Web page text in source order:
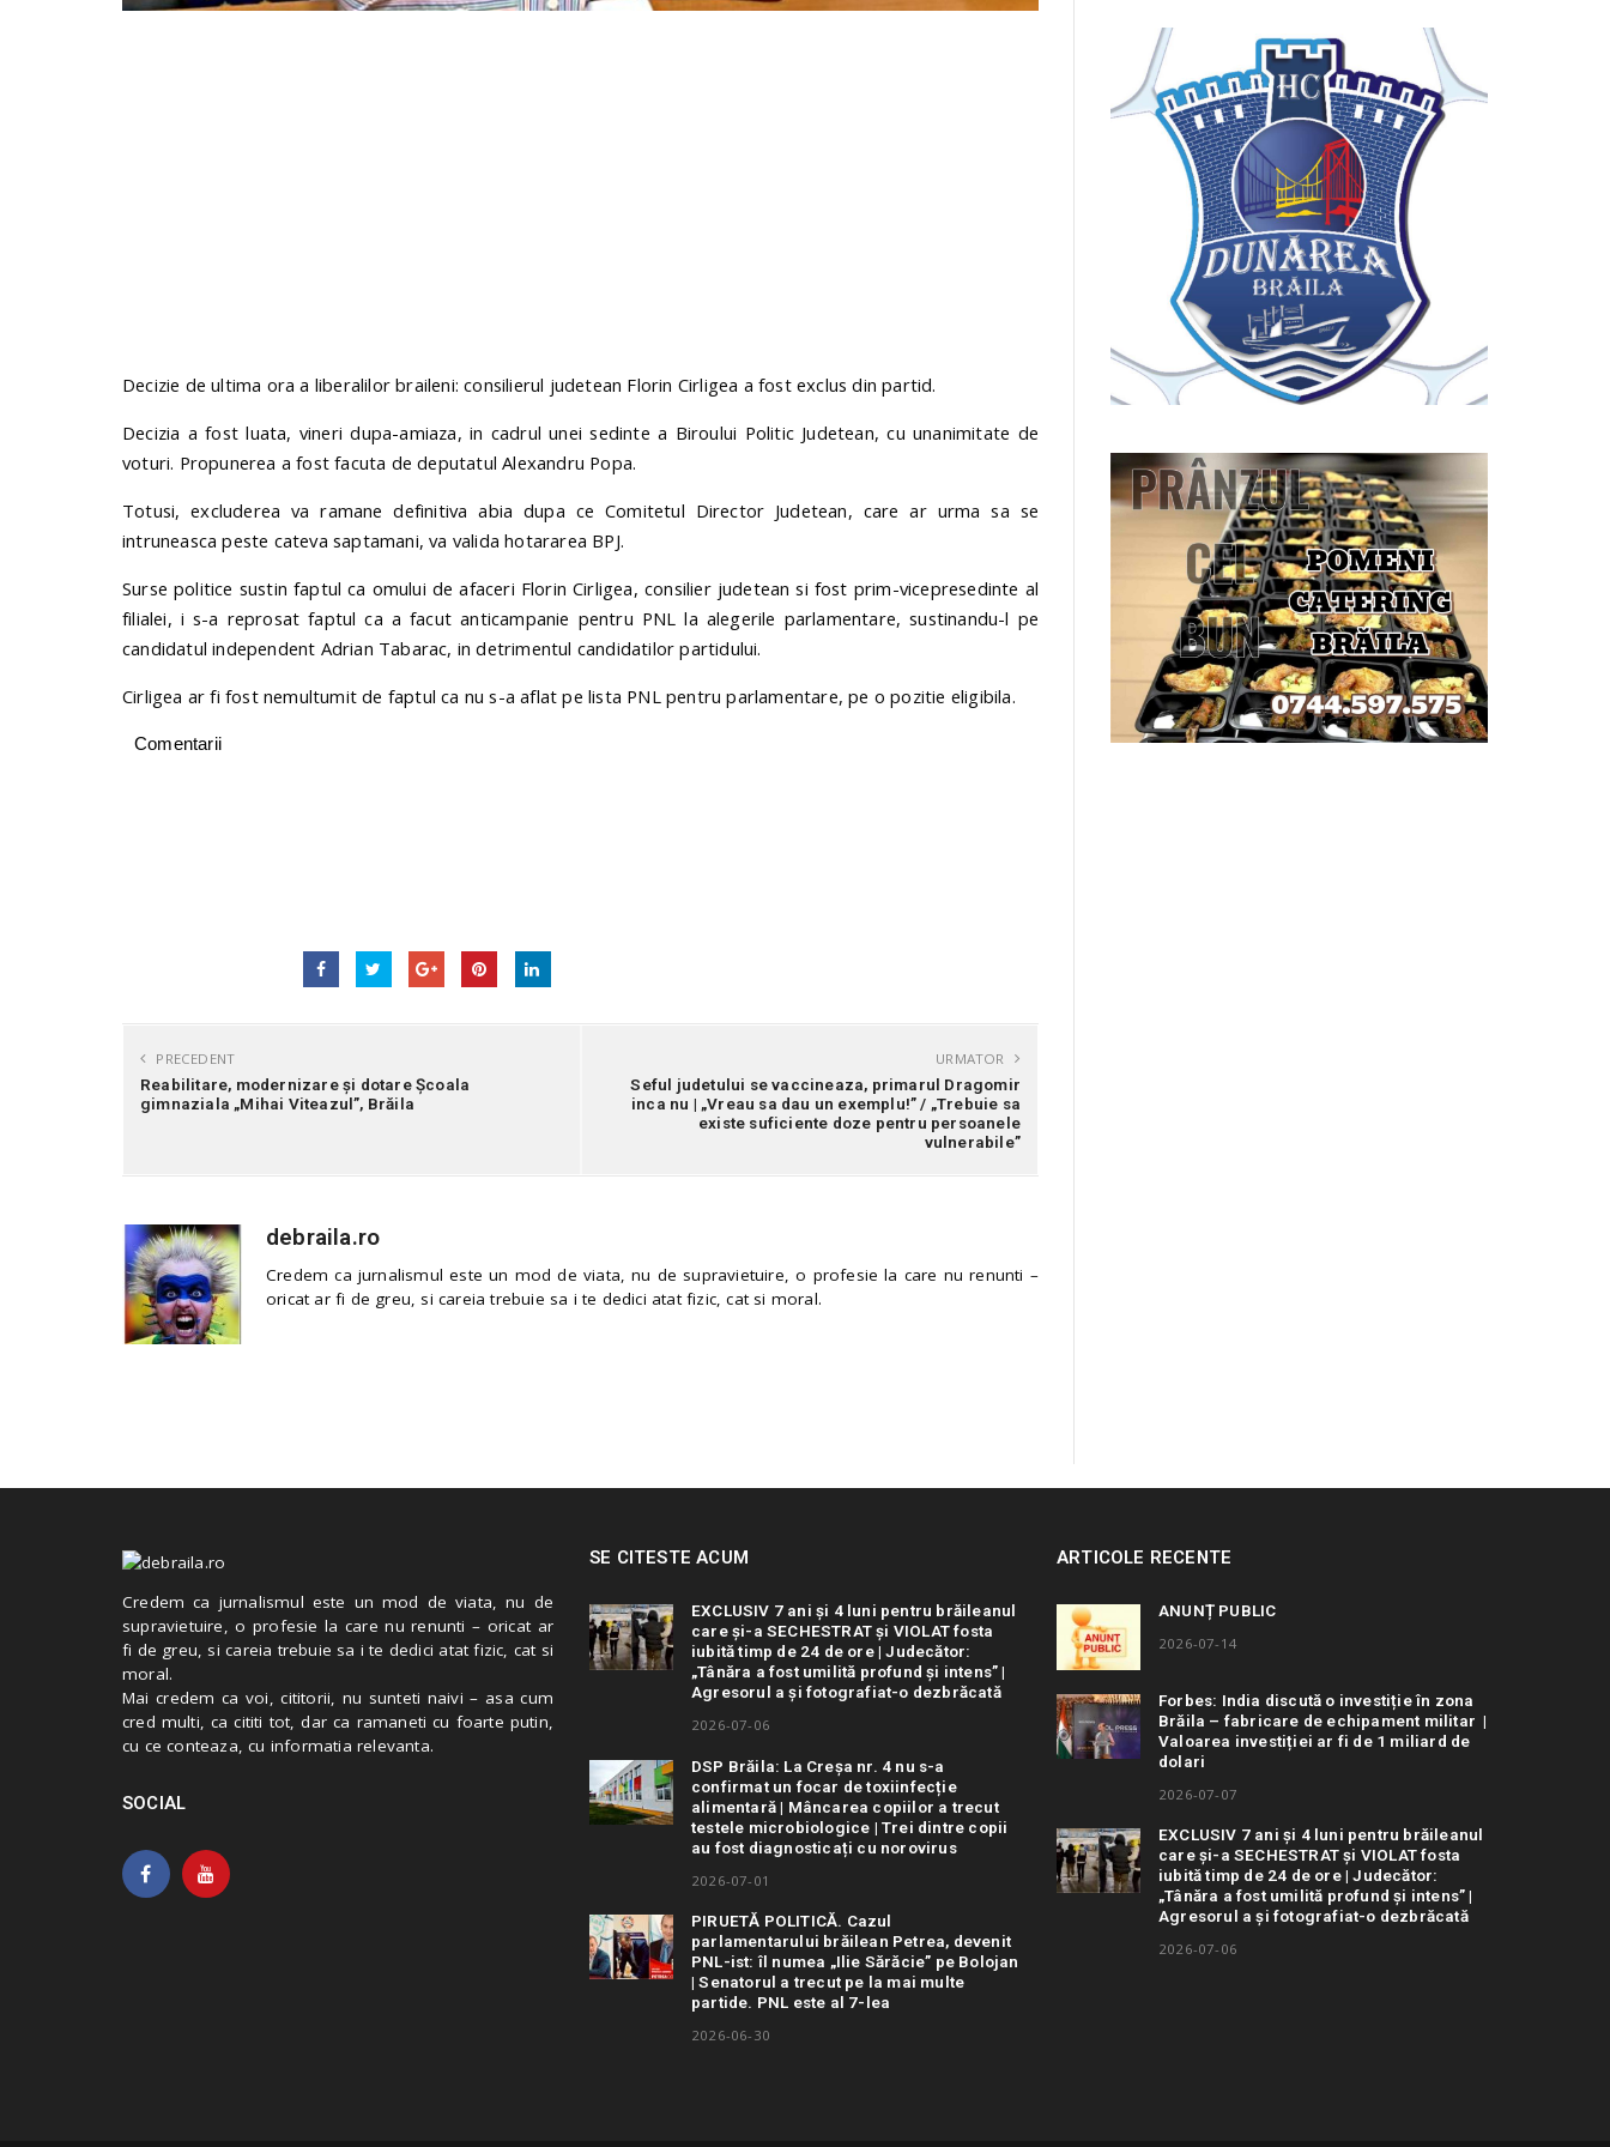
Decizie de ultima ora a liberalilor braileni: consilierul judetean Florin Cirligea a fost exclus din partid.
Decizia a fost luata, vineri dupa-amiaza, in cadrul unei sedinte a Biroului Politic Judetean, cu unanimitate de
voturi. Propunerea a fost facuta de deputatul Alexandru Popa.
Totusi, excluderea va ramane definitiva abia dupa ce Comitetul Director Judetean, care ar urma sa se
intruneasca peste cateva saptamani, va valida hotararea BPJ.
Surse politice sustin faptul ca omului de afaceri Florin Cirligea, consilier judetean si fost prim-vicepresedinte al
filialei, i s-a reprosat faptul ca a facut anticampanie pentru PNL la alegerile parlamentare, sustinandu-l pe
candidatul independent Adrian Tabarac, in detrimentul candidatilor partidului.
Cirligea ar fi fost nemultumit de faptul ca nu s-a aflat pe lista PNL pentru parlamentare, pe o pozitie eligibila.
Comentarii
PRECEDENT
Reabilitare, modernizare și dotare Școala
gimnaziala „Mihai Viteazul”, Brăila
URMATOR
Seful judetului se vaccineaza, primarul Dragomir
inca nu | „Vreau sa dau un exemplu!” / „Trebuie sa
existe suficiente doze pentru persoanele
vulnerabile”
debraila.ro
Credem ca jurnalismul este un mod de viata, nu de supravietuire, o profesie la care nu renunti –
oricat ar fi de greu, si careia trebuie sa i te dedici atat fizic, cat si moral.
Credem ca jurnalismul este un mod de viata, nu de
supravietuire, o profesie la care nu renunti – oricat ar
fi de greu, si careia trebuie sa i te dedici atat fizic, cat si
moral.
Mai credem ca voi, cititorii, nu sunteti naivi – asa cum
cred multi, ca cititi tot, dar ca ramaneti cu foarte putin,
cu ce conteaza, cu informatia relevanta.
SOCIAL
SE CITESTE ACUM
EXCLUSIV 7 ani și 4 luni pentru brăileanul
care și-a SECHESTRAT și VIOLAT fosta
iubită timp de 24 de ore | Judecător:
„Tânăra a fost umilită profund și intens” |
Agresorul a și fotografiat-o dezbrăcată
2026-07-06
DSP Brăila: La Creșa nr. 4 nu s-a
confirmat un focar de toxiinfecție
alimentară | Mâncarea copiilor a trecut
testele microbiologice | Trei dintre copii
au fost diagnosticați cu norovirus
2026-07-01
PIRUETĂ POLITICĂ. Cazul
parlamentarului brăilean Petrea, devenit
PNL-ist: îl numea „Ilie Sărăcie” pe Bolojan
| Senatorul a trecut pe la mai multe
partide. PNL este al 7-lea
2026-06-30
ARTICOLE RECENTE
ANUNȚ PUBLIC
2026-07-14
Forbes: India discută o investiție în zona
Brăila – fabricare de echipament militar |
Valoarea investiției ar fi de 1 miliard de
dolari
2026-07-07
EXCLUSIV 7 ani și 4 luni pentru brăileanul
care și-a SECHESTRAT și VIOLAT fosta
iubită timp de 24 de ore | Judecător:
„Tânăra a fost umilită profund și intens” |
Agresorul a și fotografiat-o dezbrăcată
2026-07-06